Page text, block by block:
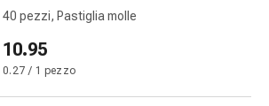
40 pezzi, Pastiglia molle
10.95
0.27 / 1 pezzo